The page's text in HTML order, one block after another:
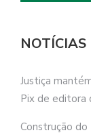
NOTÍCIAS
Justiça
Pix de editora
Construção